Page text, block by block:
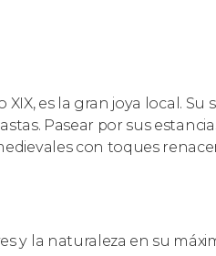
es la gran joya local. Su
Pasear por sus
con toques
y la naturaleza en su